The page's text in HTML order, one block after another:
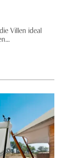
Villen ideal